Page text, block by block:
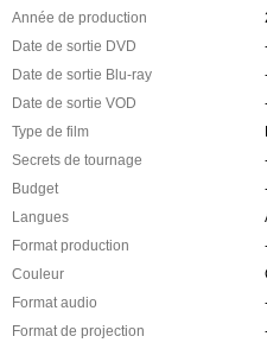
Année de production
Date de sortie DVD
Date de sortie Blu-ray
Date de sortie VOD
Type de film
Secrets de tournage
Budget
Langues
Format production
Couleur
Format audio
Format de projection